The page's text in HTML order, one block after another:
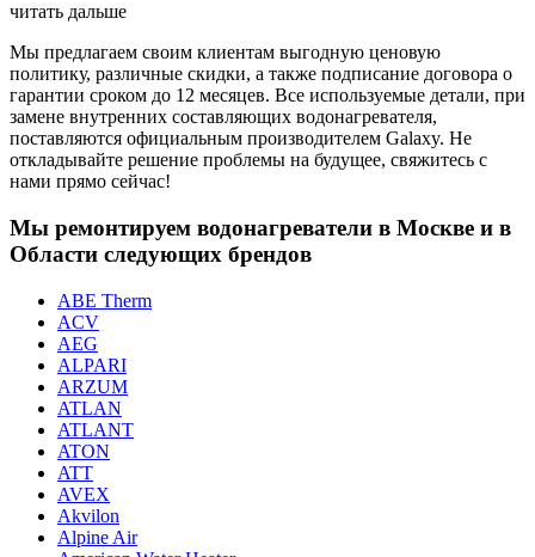
читать дальше
Мы предлагаем своим клиентам выгодную ценовую
политику, различные скидки, а также подписание договора о
гарантии сроком до 12 месяцев. Все используемые детали, при
замене внутренних составляющих водонагревателя,
поставляются официальным производителем Galaxy. Не
откладывайте решение проблемы на будущее, свяжитесь с
нами прямо сейчас!
Мы ремонтируем водонагреватели в Москве и в
Области следующих брендов
ABE Therm
ACV
AEG
ALPARI
ARZUM
ATLAN
ATLANT
ATON
ATT
AVEX
Akvilon
Alpine Air